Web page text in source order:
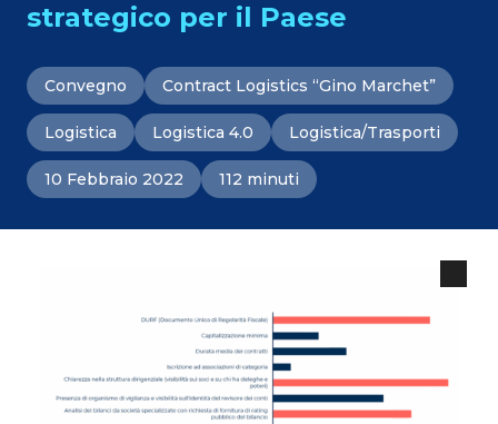
strategico per il Paese
Convegno Contract Logistics “Gino Marchet”
Logistica Logistica 4.0 Logistica/Trasporti
10 Febbraio 2022 112 minuti